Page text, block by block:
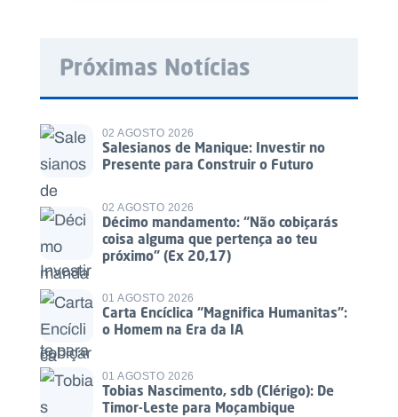
Próximas Notícias
02 AGOSTO 2026
Salesianos de Manique: Investir no
Presente para Construir o Futuro
02 AGOSTO 2026
Décimo mandamento: “Não cobiçarás
coisa alguma que pertença ao teu
próximo” (Ex 20,17)
01 AGOSTO 2026
Carta Encíclica “Magnifica Humanitas”:
o Homem na Era da IA
01 AGOSTO 2026
Tobias Nascimento, sdb (Clérigo): De
Timor-Leste para Moçambique